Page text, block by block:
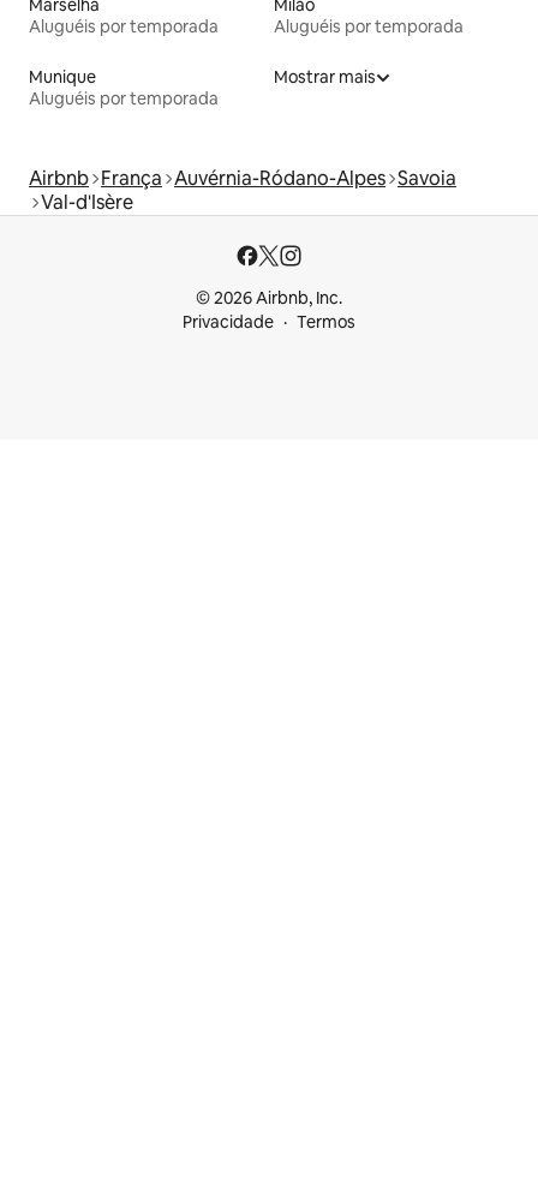
Marselha
Aluguéis por temporada
Milão
Aluguéis por temporada
Munique
Aluguéis por temporada
Mostrar mais
Airbnb França Auvérnia-Ródano-Alpes Savoia
Val-d'Isère
© 2026 Airbnb, Inc.
Privacidade
Termos